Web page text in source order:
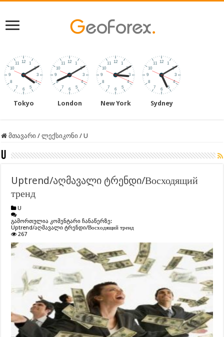
Tokyo London New York Sydney
მთავარი / ლექსიკონი / U
U
Uptrend/აღმავალი ტრენდი/Восходящий
тренд
U
გამორთულია კომენტარი ჩანაწერზე:
Uptrend/აღმავალი ტრენდი/Восходящий тренд
267